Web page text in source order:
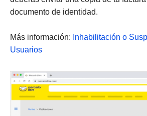
documento de identidad.
Más información: Inhabilitación o
Usuarios